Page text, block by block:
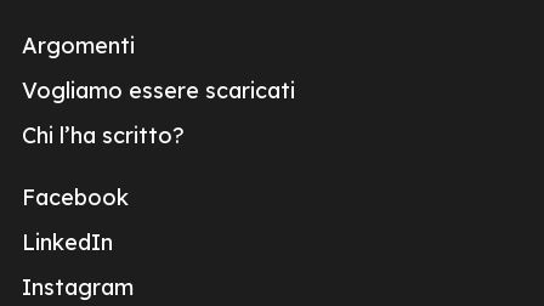
Argomenti
Vogliamo essere scaricati
Chi l’ha scritto?
Facebook
LinkedIn
Instagram